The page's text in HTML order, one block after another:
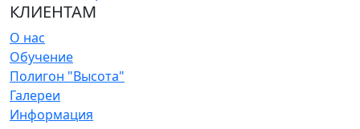
КЛИЕНТАМ
О нас
Обучение
Полигон "Высота"
Галереи
Информация